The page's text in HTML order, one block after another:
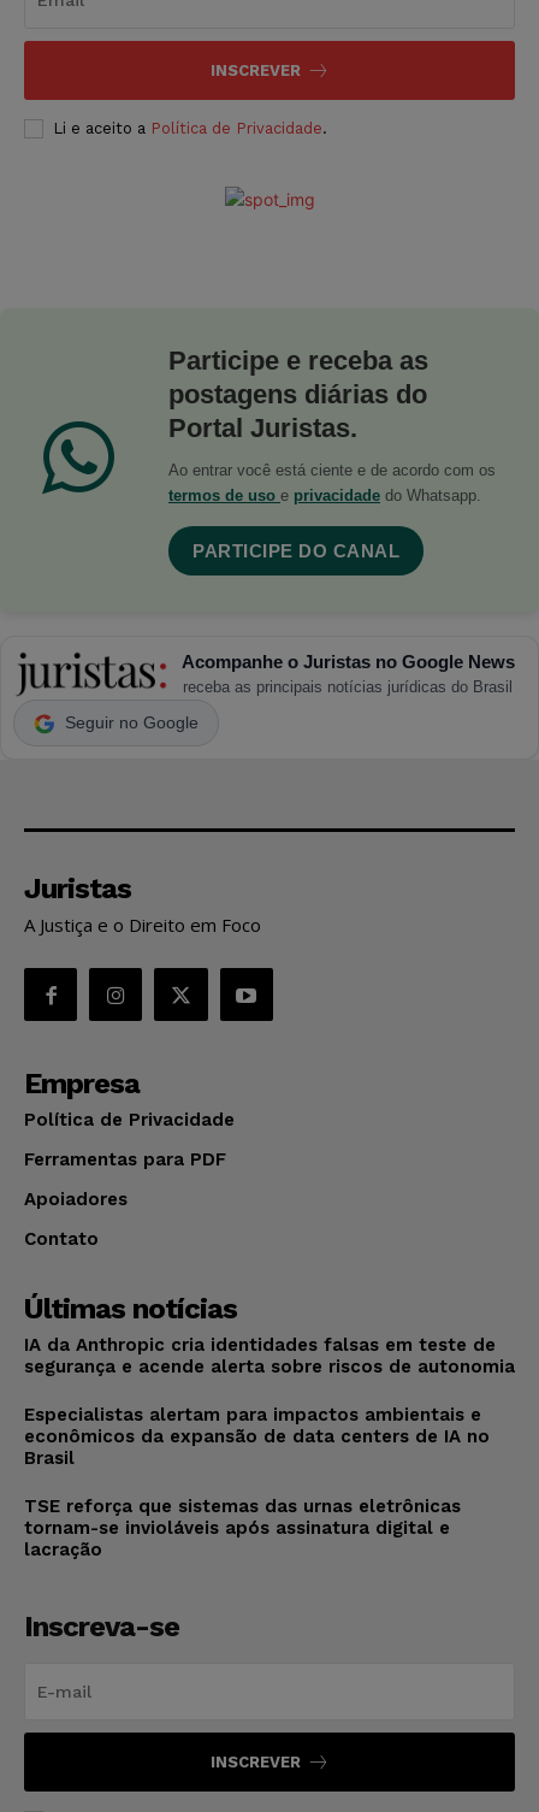
INSCREVER
Li e aceito a Política de Privacidade.
Participe e receba as
postagens diárias do
Portal Juristas.
Ao entrar você está ciente e de acordo com os
termos de uso e privacidade do Whatsapp.
PARTICIPE DO CANAL
Acompanhe o Juristas no Google News
receba as principais notícias jurídicas do Brasil
Seguir no Google
Juristas
A Justiça e o Direito em Foco
Empresa
Política de Privacidade
Ferramentas para PDF
Apoiadores
Contato
Últimas notícias
IA da Anthropic cria identidades falsas em teste de
segurança e acende alerta sobre riscos de autonomia
Especialistas alertam para impactos ambientais e
econômicos da expansão de data centers de IA no
Brasil
TSE reforça que sistemas das urnas eletrônicas
tornam-se invioláveis após assinatura digital e
lacração
Inscreva-se
INSCREVER